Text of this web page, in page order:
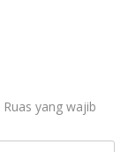
Ruas yang wajib